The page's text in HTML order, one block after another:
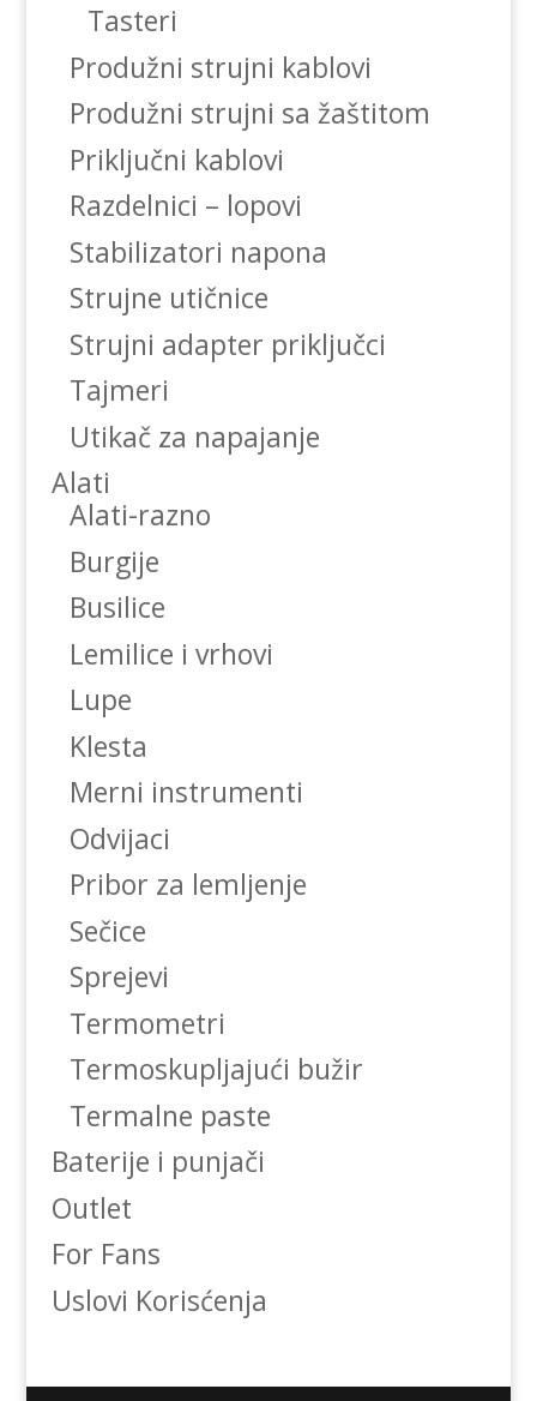
Tasteri
Produžni strujni kablovi
Produžni strujni sa žaštitom
Priključni kablovi
Razdelnici – lopovi
Stabilizatori napona
Strujne utičnice
Strujni adapter priključci
Tajmeri
Utikač za napajanje
Alati
Alati-razno
Burgije
Busilice
Lemilice i vrhovi
Lupe
Klesta
Merni instrumenti
Odvijaci
Pribor za lemljenje
Sečice
Sprejevi
Termometri
Termoskupljajući bužir
Termalne paste
Baterije i punjači
Outlet
For Fans
Uslovi Korisćenja